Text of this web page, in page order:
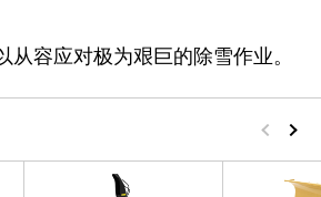
容应对极为艰巨的除雪作业。